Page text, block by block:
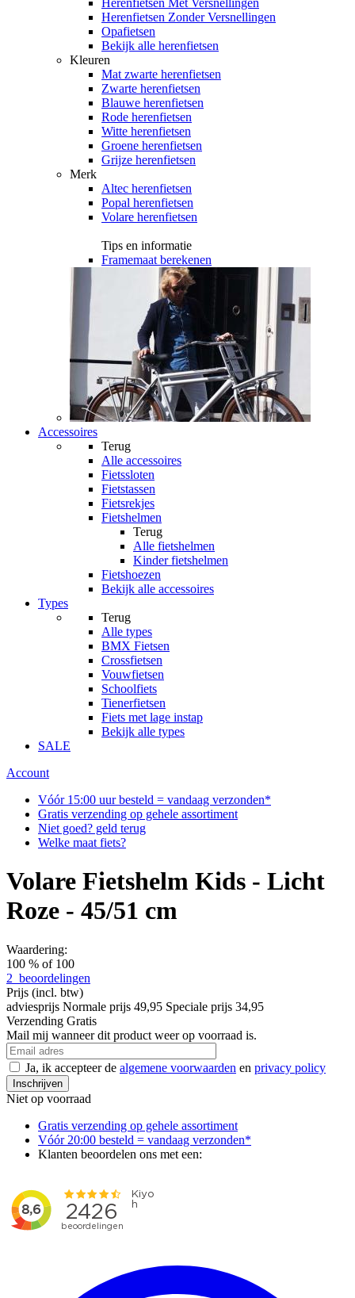
Herenfietsen Met Versnellingen
Herenfietsen Zonder Versnellingen
Opafietsen
Bekijk alle herenfietsen
Kleuren
Mat zwarte herenfietsen
Zwarte herenfietsen
Blauwe herenfietsen
Rode herenfietsen
Witte herenfietsen
Groene herenfietsen
Grijze herenfietsen
Merk
Altec herenfietsen
Popal herenfietsen
Volare herenfietsen
Tips en informatie
Framemaat berekenen
Accessoires
Terug
Alle accessoires
Fietssloten
Fietstassen
Fietsrekjes
Fietshelmen
Terug
Alle fietshelmen
Kinder fietshelmen
Fietshoezen
Bekijk alle accessoires
Types
Terug
Alle types
BMX Fietsen
Crossfietsen
Vouwfietsen
Schoolfiets
Tienerfietsen
Fiets met lage instap
Bekijk alle types
SALE
Account
Vóór 15:00 uur besteld = vandaag verzonden*
Gratis verzending op gehele assortiment
Niet goed? geld terug
Welke maat fiets?
Volare Fietshelm Kids - Licht
Roze - 45/51 cm
Waardering:
100 % of 100
2 beoordelingen
Prijs (incl. btw)
adviesprijs Normale prijs 49,95 Speciale prijs 34,95
Verzending Gratis
Mail mij wanneer dit product weer op voorraad is.
Ja, ik accepteer de algemene voorwaarden en privacy policy
Inschrijven
Niet op voorraad
Gratis verzending op gehele assortiment
Vóór 20:00 besteld = vandaag verzonden*
Klanten beoordelen ons met een: